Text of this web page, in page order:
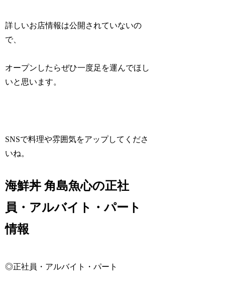
詳しいお店情報は公開されていないの
で、
オープンしたらぜひ一度足を運んでほし
いと思います。
SNSで料理や雰囲気をアップしてくださ
いね。
海鮮丼 角島魚心の正社
員・アルバイト・パート
情報
◎正社員・アルバイト・パート